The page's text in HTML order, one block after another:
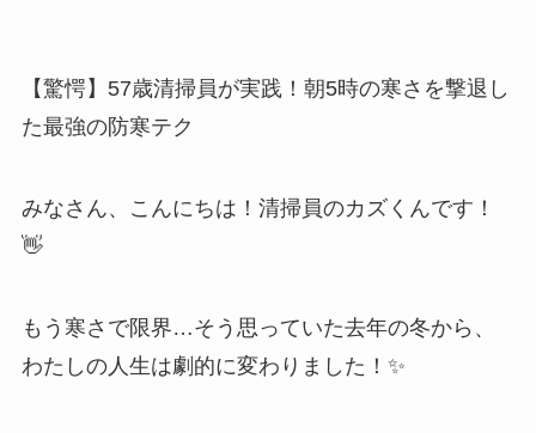
【驚愕】57歳清掃員が実践！朝5時の寒さを撃退し
た最強の防寒テク
みなさん、こんにちは！清掃員のカズくんです！
👋
もう寒さで限界…そう思っていた去年の冬から、
わたしの人生は劇的に変わりました！✨